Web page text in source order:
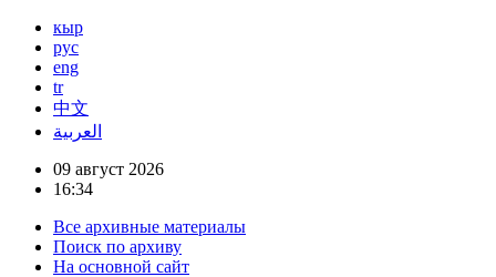
кыр
рус
eng
tr
中文
العربية
09 август 2026
16:34
Все архивные материалы
Поиск по архиву
На основной сайт